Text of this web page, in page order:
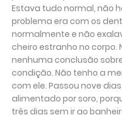
Estava tudo normal, não
problema era com os
normalmente e não
cheiro estranho no corpo.
nenhuma conclusão
condição. Não tenho a
com ele. Passou nove
alimentado por soro,
três dias sem ir ao